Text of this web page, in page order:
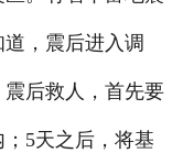
，震后进入调
后救人，首先要
5天之后，将基